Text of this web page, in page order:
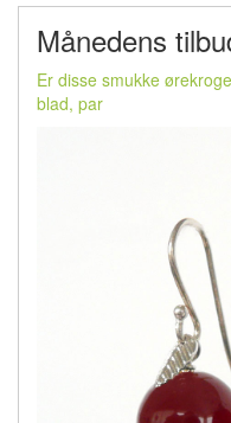
Månedens
Er disse smukke
blad, par